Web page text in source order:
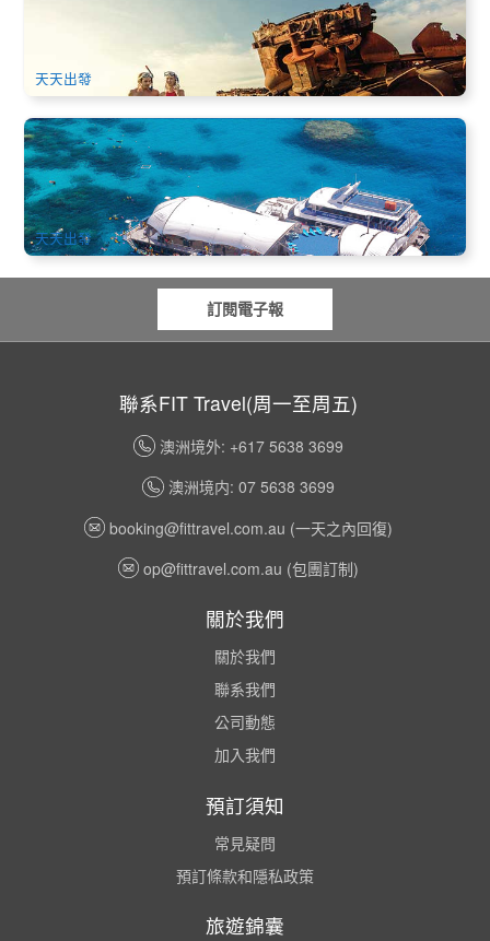
231.00
BNE02254
天天出發
大冒險號 外堡礁一日遊(Great Barrier Reef Adventure)
2.4k 已預訂
AUD $250.00 $311.00
CNS03015
天天出發
訂閱電子報
聯系FIT Travel(周一至周五)
澳洲境外: +617 5638 3699
澳洲境内: 07 5638 3699
booking@fittravel.com.au (一天之內回復)
op@fittravel.com.au (包團訂制)
關於我們
關於我們
聯系我們
公司動態
加入我們
預訂須知
常見疑問
預訂條款和隱私政策
旅遊錦囊